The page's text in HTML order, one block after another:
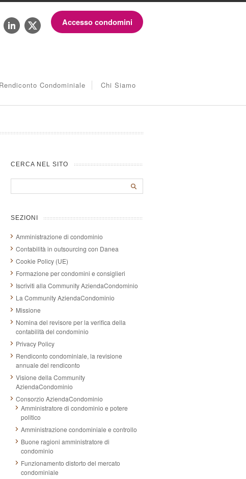
Accesso condomini
Condominiale Chi Siamo
CERCA NEL SITO
SEZIONI
Amministrazione di condominio
Contabilità in outsourcing con Danea
Cookie Policy (UE)
Formazione per condomini e consiglieri
Iscriviti alla Community AziendaCondominio
La Community AziendaCondominio
Missione
Nomina del revisore per la verifica della
contabilità del condominio
Privacy Policy
Rendiconto condominiale, la revisione
annuale del rendiconto
Visione della Community
AziendaCondominio
Consorzio AziendaCondominio
Amministratore di condominio e potere
politico
Amministrazione condominiale e controllo
Buone ragioni amministratore di
condominio
Funzionamento distorto del mercato
condominiale